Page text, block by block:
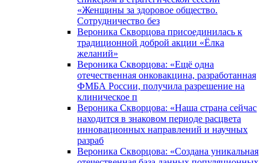
«Женщины за здоровое общество.
Сотрудничество без
Вероника Скворцова присоединилась к
традиционной доброй акции «Ёлка
желаний»
Вероника Скворцова: «Ещё одна
отечественная онковакцина, разработанная
ФМБА России, получила разрешение на
клиническое п
Вероника Скворцова: «Наша страна сейчас
находится в знаковом периоде расцвета
инновационных направлений и научных
разраб
Вероника Скворцова: «Создана уникальная